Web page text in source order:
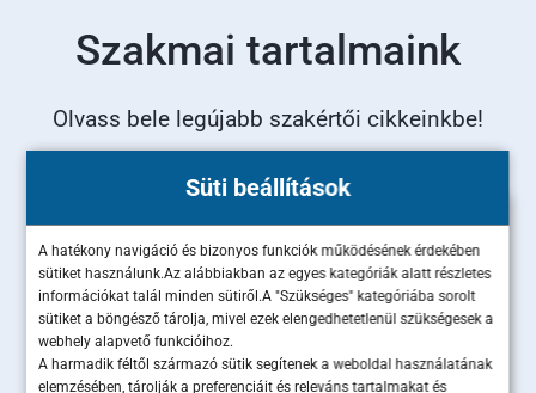
Süti beállítások
A hatékony navigáció és bizonyos funkciók működésének érdekében
sütiket használunk.Az alábbiakban az egyes kategóriák alatt részletes
információkat talál minden sütiről.A "Szükséges" kategóriába sorolt
sütiket a böngésző tárolja, mivel ezek elengedhetetlenül szükségesek a
webhely alapvető funkcióihoz.
A harmadik féltől származó sütik segítenek a weboldal használatának
elemzésében, tárolják a preferenciáit és releváns tartalmakat és
Szakmai tartalmaink
Olvass bele legújabb szakértői cikkeinkbe!
Ügyfélmegtartás B2B-ben: miért